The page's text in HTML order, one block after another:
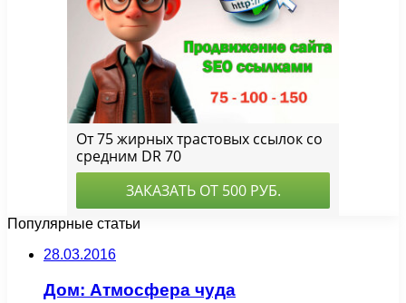
Популярные статьи
28.03.2016
Дом: Атмосфера чуда